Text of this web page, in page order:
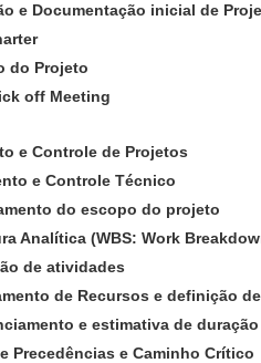
e Documentação inicial de
do Projeto
off Meeting
e Controle de Projetos
e Controle Técnico
do escopo do projeto
Analítica (WBS: Work
de atividades
de Recursos e definição
e estimativa de
Precedências e Caminho Crítico